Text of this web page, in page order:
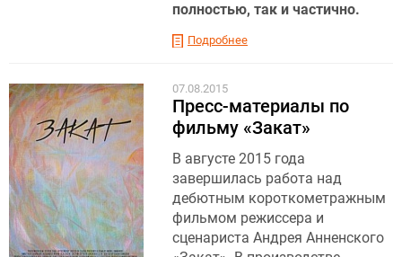
полностью, так и частично.
Подробнее
07.08.2015
Пресс-материалы по
фильму «Закат»
В августе 2015 года
завершилась работа над
дебютным короткометражным
фильмом режиссера и
сценариста Андрея Анненского